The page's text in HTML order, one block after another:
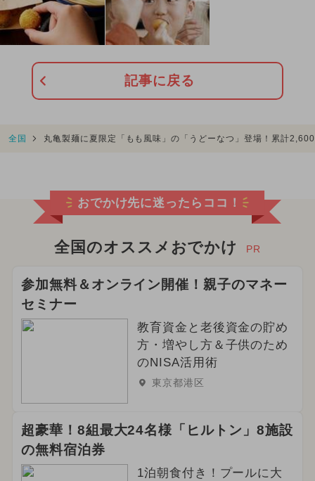
記事に戻る
全国 丸亀製麺に夏限定「もも風味」の「うどーなつ」登場！累計
おでかけ先に迷ったらココ！
全国のオススメおでかけ PR
参加無料＆オンライン開催！親子のマネー
セミナー
教育資金と老後資金の貯め
方・増やし方＆子供のため
のNISA活用術
東京都港区
超豪華！8組最大24名様「ヒルトン」8施設
の無料宿泊券
1泊朝食付き！プールに大